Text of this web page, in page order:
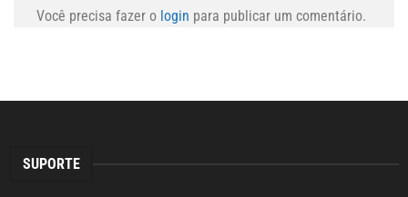
Você precisa fazer o login para publicar um comentário.
SUPORTE